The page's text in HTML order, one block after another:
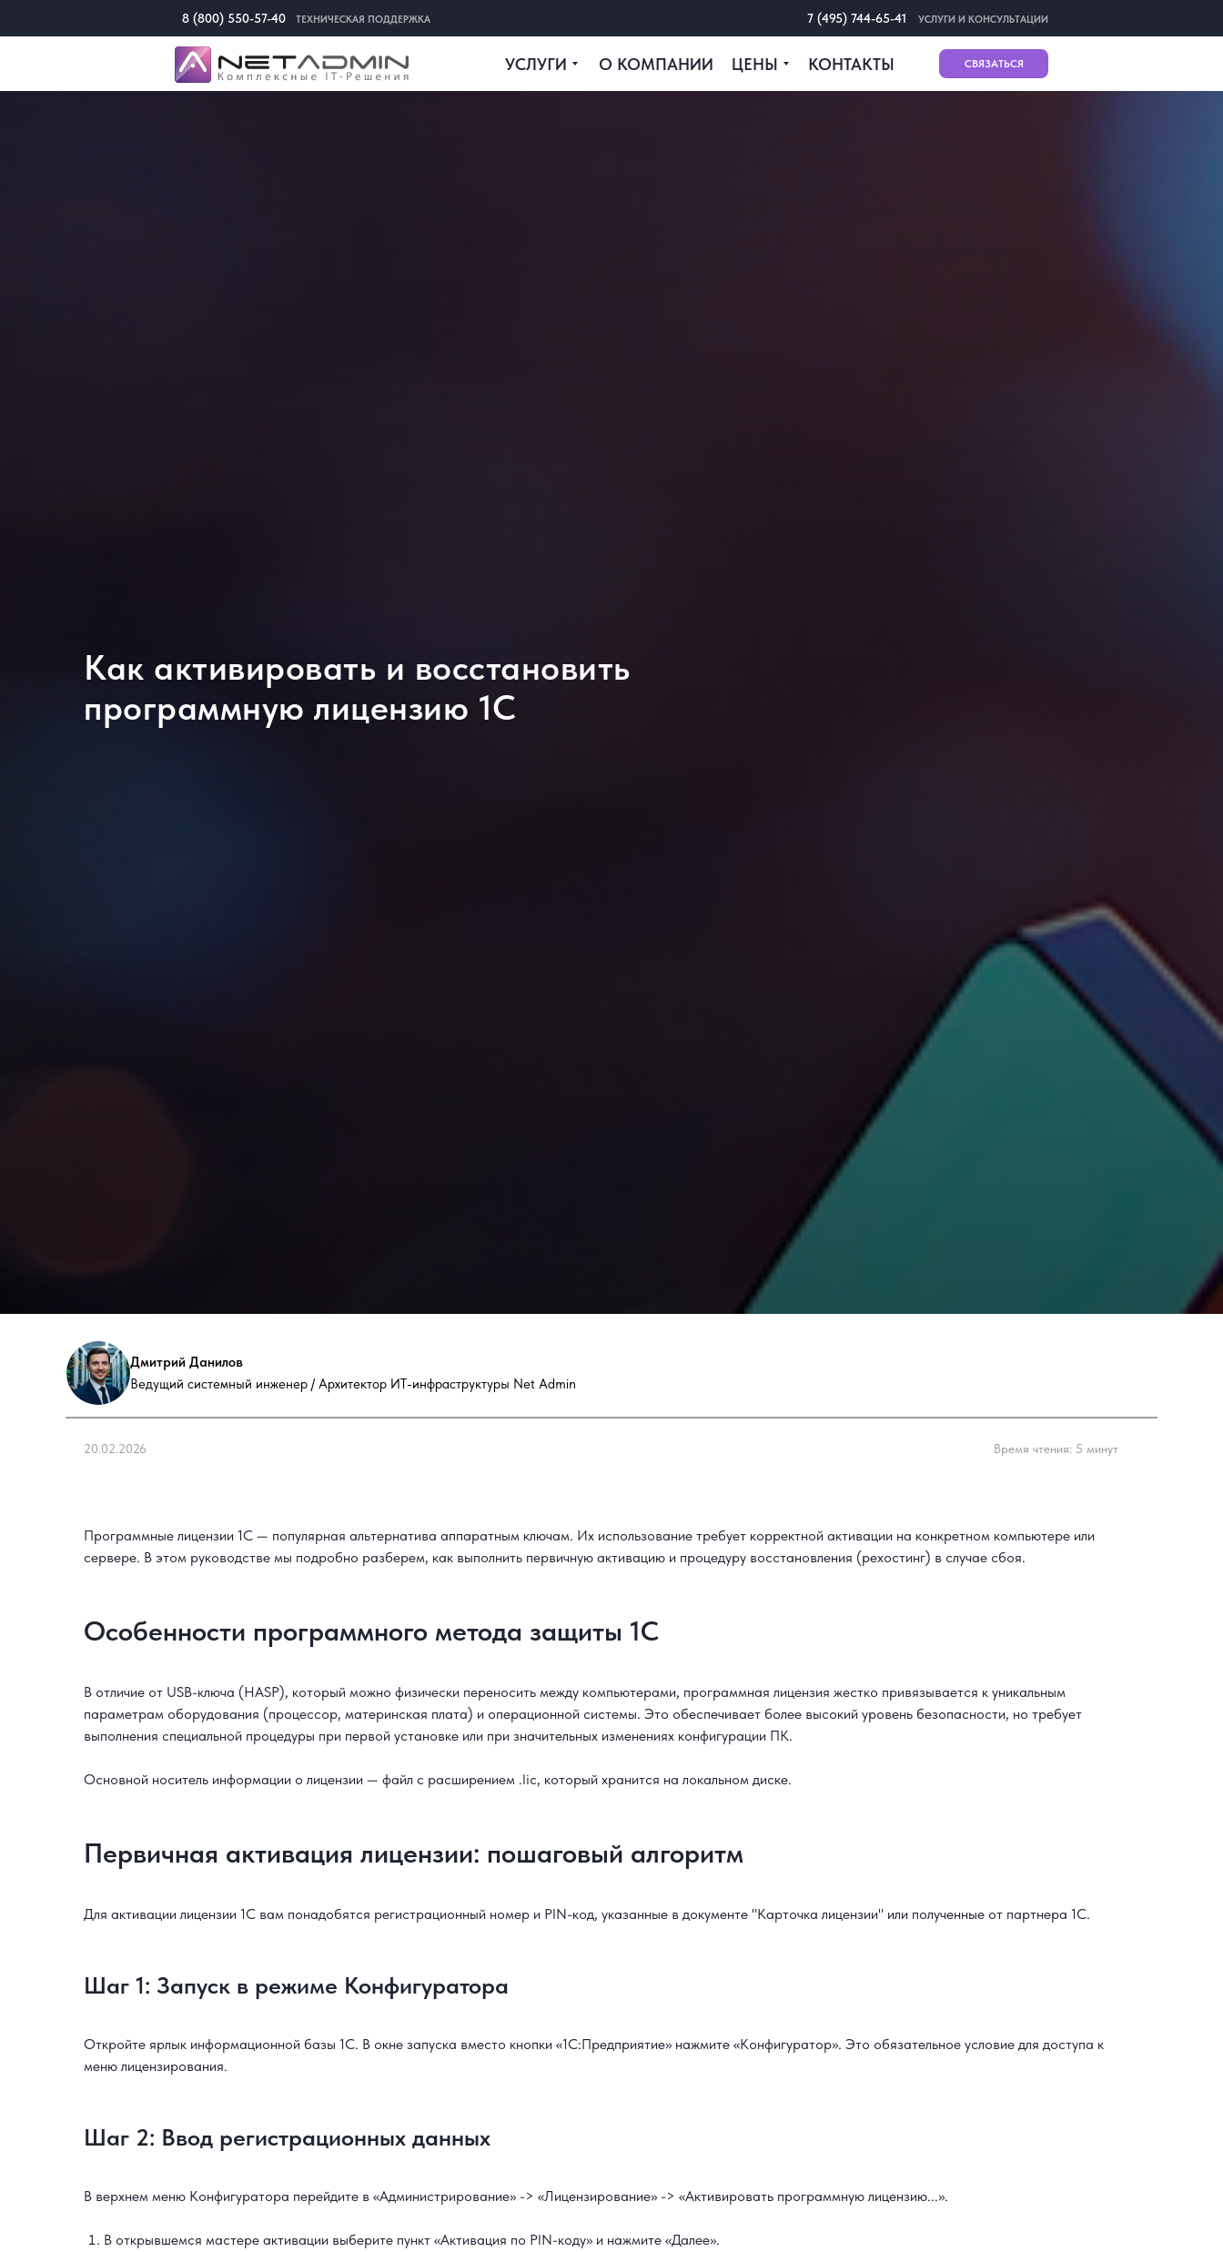
7 (495) 744-65-41 УСЛУГИ И КОНСУЛЬТАЦИИ
8 (800) 550-57-40 ТЕХНИЧЕСКАЯ ПОДДЕРЖКА
КОНТАКТЫ
ЦЕНЫ
О КОМПАНИИ
УСЛУГИ СВЯЗАТЬСЯ
Как активировать и восстановить
программную лицензию 1С
Дмитрий Данилов
Ведущий системный инженер / Архитектор ИТ-инфраструктуры Net Admin
20.02.2026 Время чтения: 5 минут
Программные лицензии 1С — популярная альтернатива аппаратным ключам. Их использование требует корректной активации на конкретном компьютере или
сервере. В этом руководстве мы подробно разберем, как выполнить первичную активацию и процедуру восстановления (рехостинг) в случае сбоя.
Особенности программного метода защиты 1С
В отличие от USB-ключа (HASP), который можно физически переносить между компьютерами, программная лицензия жестко привязывается к уникальным
параметрам оборудования (процессор, материнская плата) и операционной системы. Это обеспечивает более высокий уровень безопасности, но требует
выполнения специальной процедуры при первой установке или при значительных изменениях конфигурации ПК.
Основной носитель информации о лицензии — файл с расширением .lic, который хранится на локальном диске.
Первичная активация лицензии: пошаговый алгоритм
Для активации лицензии 1С вам понадобятся регистрационный номер и PIN-код, указанные в документе "Карточка лицензии" или полученные от партнера 1С.
Шаг 1: Запуск в режиме Конфигуратора
Откройте ярлык информационной базы 1С. В окне запуска вместо кнопки «1С:Предприятие» нажмите «Конфигуратор». Это обязательное условие для доступа к
меню лицензирования.
Шаг 2: Ввод регистрационных данных
В верхнем меню Конфигуратора перейдите в «Администрирование» -> «Лицензирование» -> «Активировать программную лицензию...».
В открывшемся мастере активации выберите пункт «Активация по PIN-коду» и нажмите «Далее».